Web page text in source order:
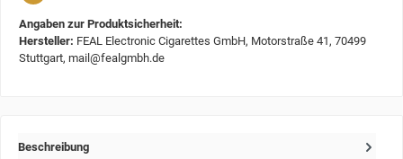
Angaben zur Produktsicherheit:
Hersteller: FEAL Electronic Cigarettes GmbH, Motorstraße 41, 70499
Stuttgart, mail@fealgmbh.de
Beschreibung